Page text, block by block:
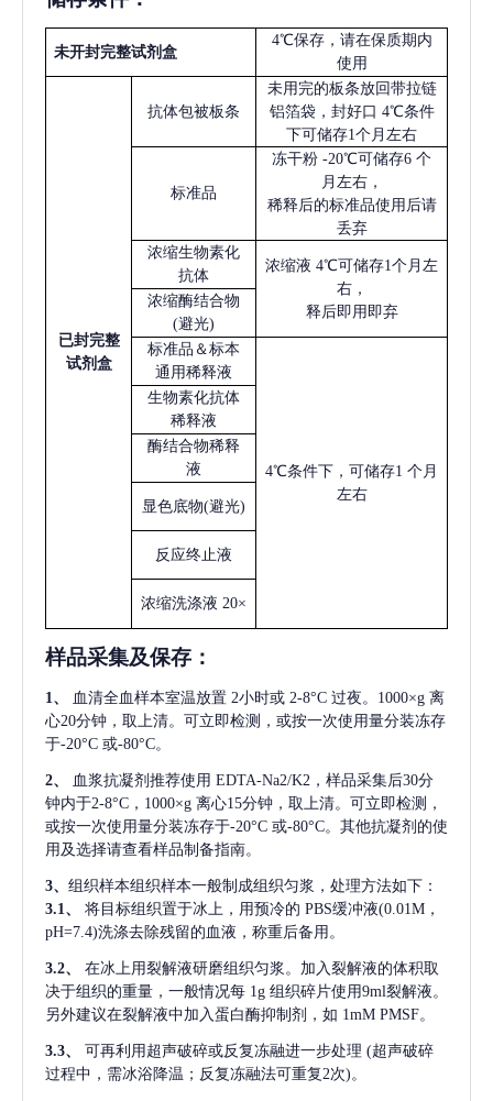
未开封完整试剂盒
4℃保存，请在保质期内
使用
已封完整
试剂盒
抗体包被板条
未用完的板条放回带拉链
铝箔袋，封好口 4℃条件
下可储存1个月左右
标准品
冻干粉 -20℃可储存6 个
月左右，
稀释后的标准品使用后请
丢弃
浓缩生物素化
抗体
浓缩液 4℃可储存1个月左
右，
释后即用即弃
浓缩酶结合物
(避光)
标准品＆标本
通用稀释液
4℃条件下，可储存1 个月
左右
生物素化抗体
稀释液
酶结合物稀释
液
显色底物(避光)
反应终止液
浓缩洗涤液 20×
样品采集及保存 ：
1、 血清全血样本室温放置 2小时或 2-8°C 过夜。1000×g 离
心20分钟，取上清。可立即检测，或按一次使用量分装冻存
于-20°C 或-80°C。
2、 血浆抗凝剂推荐使用 EDTA-Na2/K2，样品采集后30分
钟内于2-8°C，1000×g 离心15分钟，取上清。可立即检测，
或按一次使用量分装冻存于-20°C 或-80°C。其他抗凝剂的使
用及选择请查看样品制备指南。
3、 组织样本组织样本一般制成组织匀浆，处理方法如下：
3.1、
将目标组织置于冰上，用预冷的 PBS缓冲液(0.01M，
pH=7.4)洗涤去除残留的血液，称重后备用。
3.2、
在冰上用裂解液研磨组织匀浆。加入裂解液的体积取
决于组织的重量，一般情况每 1g 组织碎片使用9ml裂解液。
另外建议在裂解液中加入蛋白酶抑制剂，如 1mM PMSF。
3.3、 可再利用超声破碎或反复冻融进一步处理 (超声破碎
过程中，需冰浴降温；反复冻融法可重复2次)。